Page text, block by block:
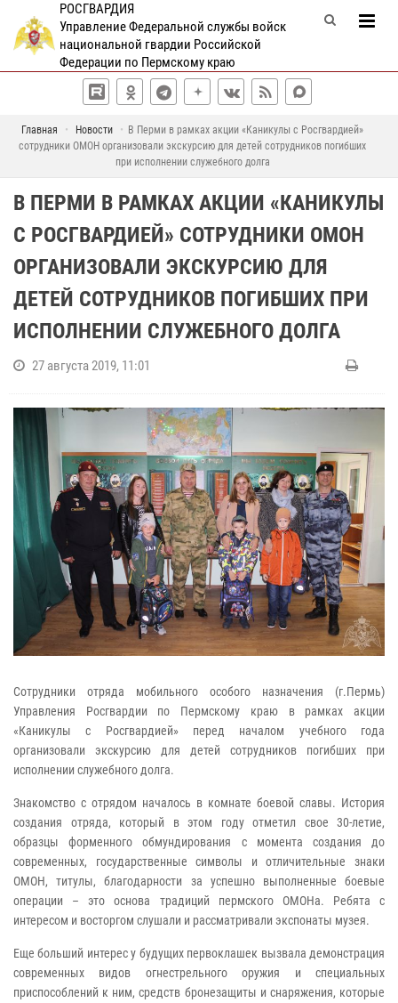
РОСГВАРДИЯ
Управление Федеральной службы войск
национальной гвардии Российской
Федерации по Пермскому краю
Главная Новости
В Перми в рамках акции «Каникулы с Росгвардией»
сотрудники ОМОН организовали экскурсию для детей сотрудников погибших
при исполнении служебного долга
В ПЕРМИ В РАМКАХ АКЦИИ «КАНИКУЛЫ
С РОСГВАРДИЕЙ» СОТРУДНИКИ ОМОН
ОРГАНИЗОВАЛИ ЭКСКУРСИЮ ДЛЯ
ДЕТЕЙ СОТРУДНИКОВ ПОГИБШИХ ПРИ
ИСПОЛНЕНИИ СЛУЖЕБНОГО ДОЛГА
27 августа 2019, 11:01
Сотрудники отряда мобильного особого назначения (г.Пермь)
Управления Росгвардии по Пермскому краю в рамках акции
«Каникулы с Росгвардией» перед началом учебного года
организовали экскурсию для детей сотрудников погибших при
исполнении служебного долга.
Знакомство с отрядом началось в комнате боевой славы. История
создания отряда, который в этом году отметил свое 30-летие,
образцы форменного обмундирования с момента создания до
современных, государственные символы и отличительные знаки
ОМОН, титулы, благодарности за успешно выполненные боевые
операции – это основа традиций пермского ОМОНа. Ребята с
интересом и восторгом слушали и рассматривали экспонаты музея.
Еще больший интерес у будущих первоклашек вызвала демонстрация
современных видов огнестрельного оружия и специальных
приспособлений к ним, средств бронезащиты и снаряжения, которые